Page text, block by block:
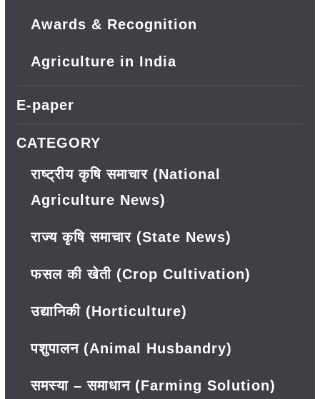
Awards & Recognition
Agriculture in India
E-paper
CATEGORY
राष्ट्रीय कृषि समाचार (National
Agriculture News)
राज्य कृषि समाचार (State News)
फसल की खेती (Crop Cultivation)
उद्यानिकी (Horticulture)
पशुपालन (Animal Husbandry)
समस्या – समाधान (Farming Solution)